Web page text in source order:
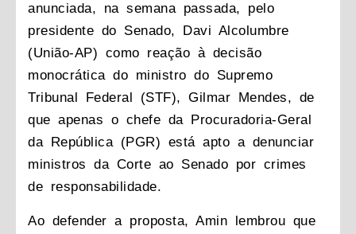
anunciada, na semana passada, pelo
presidente do Senado, Davi Alcolumbre
(União-AP) como reação à decisão
monocrática do ministro do Supremo
Tribunal Federal (STF), Gilmar Mendes, de
que apenas o chefe da Procuradoria-Geral
da República (PGR) está apto a denunciar
ministros da Corte ao Senado por crimes
de responsabilidade.
Ao defender a proposta, Amin lembrou que